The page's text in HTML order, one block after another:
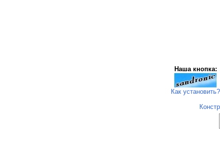
Наша кнопка:
Как установить?